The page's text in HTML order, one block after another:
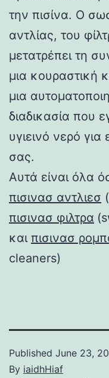
την πισίνα. Ο
αντλίας, του
μετατρέπει τη
μια κουραστική
μια
διαδικασία που
υγιεινό νερό
σας.
Αυτά είναι όλα
πισινασ αντλιεσ
πισινασ φιλτρα
και πισινασ
cleaners)
Published June 23,
By iaidhHiaf